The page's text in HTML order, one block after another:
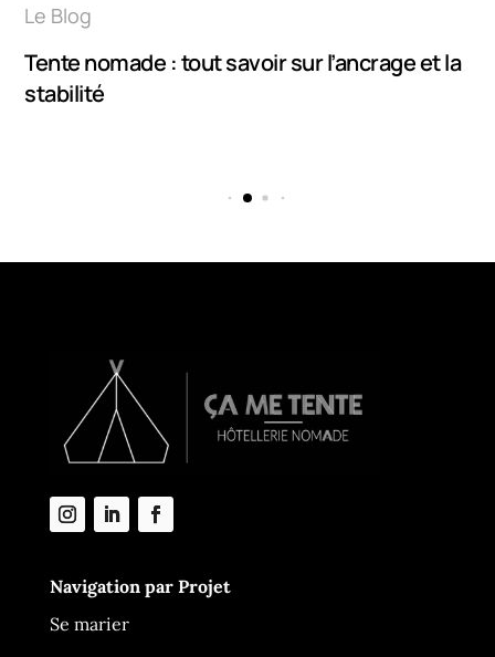
Le Blog
Tente nomade : tout savoir sur l’ancrage et la
stabilité
Navigation par Projet
Se marier